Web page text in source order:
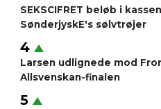
SEKSCIFRET beløb i
SønderjyskE's sølvtrøjer
Larsen udlignede mod
Allsvenskan-finalen